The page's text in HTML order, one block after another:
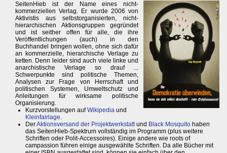
SeitenHieb ist der Name eines nicht-
kommerziellen Verlag. Er wurde 2006 von
Aktivistis aus selbstorganisierten, nicht-
hierarchischen Aktionsgruppen gegründet
und ist seither offen für alle, die ihre
Veröffentlichungen (auch) in den
Buchhandel bringen wollen, ohne sich dafür
an kommerzielle, hierarchische Verlage zu
ketten. Denn leider sind auch viele linke und
anarchistische Verlage so drauf ...
Schwerpunkte sind politische Themen,
Analysen zur Frage von Herrschaft und
politischen Systemen, Umweltschutz und
Anleitungen für wirksame politische
Organisierung.
Kurzvorstellungen aufWikipedia und
Kleinfairlage.
DerAktionsversand der Projektwerkstattund Black Mosquito haben
das SeitenHieb-Spektrum vollständig im Programm (plus weitere
Schriften oder Polit-Accessoires). Einige andere wie roots of
campassion führen einige ausgewählte Schriften. Da alle Bücher mit